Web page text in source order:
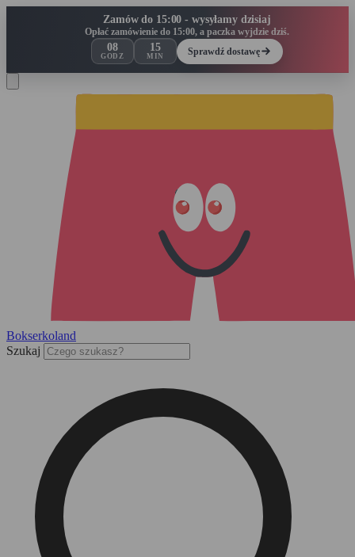
Zamów do 15:00 - wysyłamy dzisiaj
Opłać zamówienie do 15:00, a paczka wyjdzie dziś.
08
GODZ
15
MIN Sprawdź dostawę
Bokserkoland
Szukaj